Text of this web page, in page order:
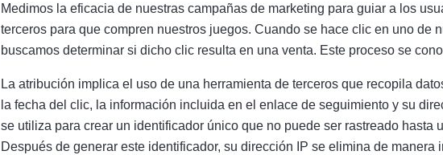
Medimos la eficacia de nuestras campañas de marketing para guiar a los
terceros para que compren nuestros juegos. Cuando se hace clic en uno de
buscamos determinar si dicho clic resulta en una venta. Este proceso se
La atribución implica el uso de una herramienta de terceros que recopila
la fecha del clic, la información incluida en el enlace de seguimiento y su
se utiliza para crear un identificador único que no puede ser rastreado hasta
Después de generar este identificador, su dirección IP se elimina de manera